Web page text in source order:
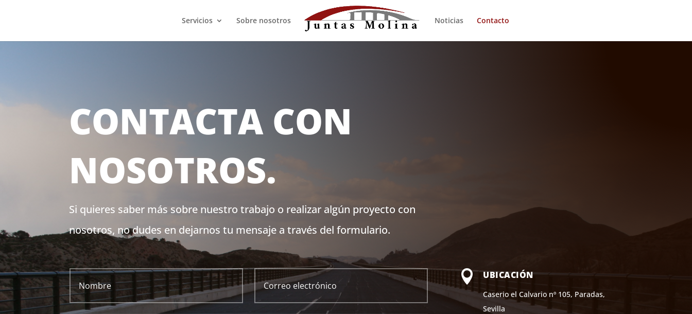
Servicios Sobre nosotros Noticias Contacto
CONTACTA CON
NOSOTROS.
Si quieres saber más sobre nuestro trabajo o realizar algún proyecto con
nosotros, no dudes en dejarnos tu mensaje a través del formulario.
 UBICACIÓN
Caserio el Calvario nº 105, Paradas,
Sevilla